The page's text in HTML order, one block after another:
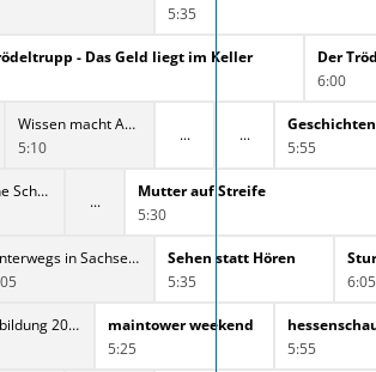
5:35
- Das Geld liegt im Keller
Der
6:00
Wissen macht Ah! - Schwerkraft leicht gemacht
5:10
5:55
Die Fallers - Eine Schwarzwaldfamilie
Mutter auf Streife
5:30
Unterwegs in Sachsen-Anhalt
Sehen statt Hören
5:35
6:05
Meine Ausbildung 2026
maintower weekend
5:25
5:55